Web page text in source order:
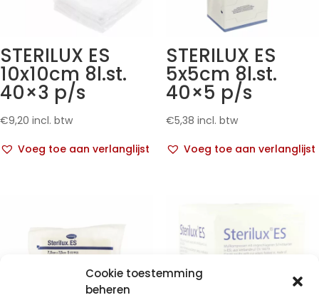
Cookie toestemming
beheren
STERILUX ES
10x10cm 8l.st.
40×3 p/s
€9,20 incl. btw
Voeg toe aan verlanglijst
STERILUX ES
5x5cm 8l.st.
40×5 p/s
€5,38 incl. btw
Voeg toe aan verlanglijst